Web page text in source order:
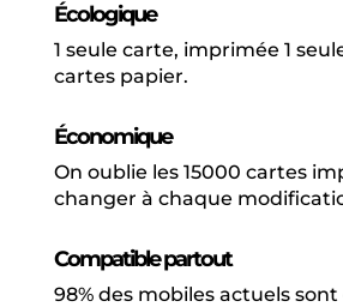
Écologique
1 seule carte, imprimée 1
cartes papier.
Économique
On oublie les 15000 cartes
changer à chaque
Compatible partout
98% des mobiles actuels